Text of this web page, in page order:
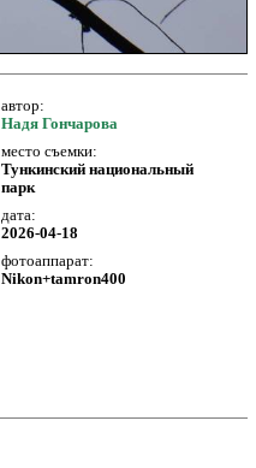
автор:
Надя Гончарова
место съемки:
Тункинский национальный
парк
дата:
2026-04-18
фотоаппарат:
Nikon+tamron400